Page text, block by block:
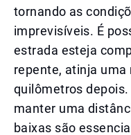
tornando as
imprevisíveis. É
estrada esteja
repente, atinja uma
quilômetros depois.
manter uma
baixas são